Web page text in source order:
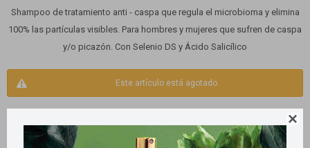

Shampoo de tratamiento anti - caspa que regula el microbioma y elimina
100% las partículas visibles. Para hombres y mujeres que sufren de caspa
y/o picazón. Con Selenio DS y Ácido Salicílico
Este artículo está agotado.